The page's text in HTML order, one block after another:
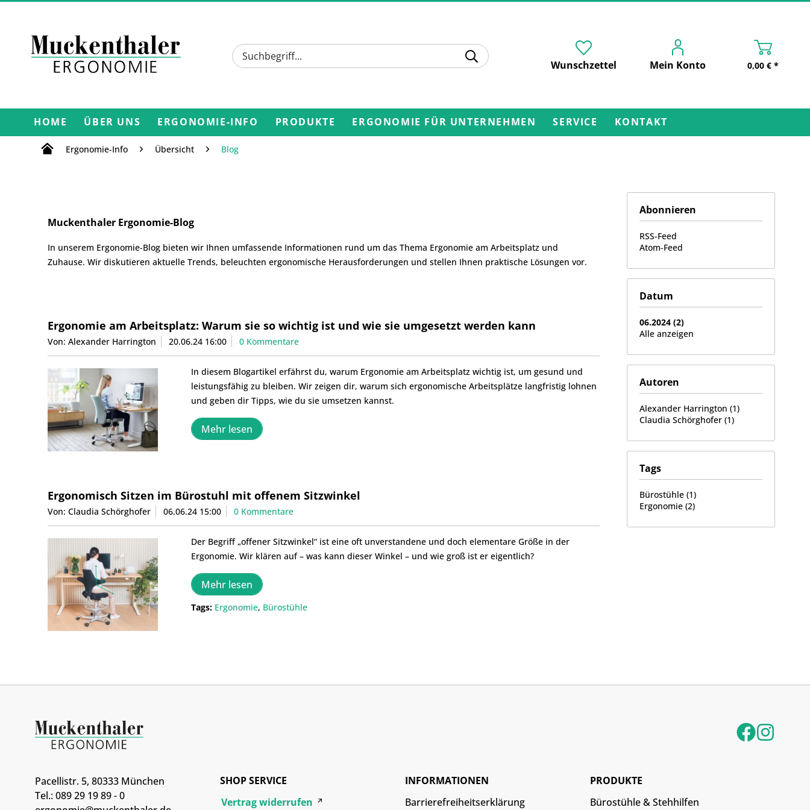
Wunschzettel Mein Konto 0,00 € *
HOME ÜBER UNS ERGONOMIE-INFO PRODUKTE ERGONOMIE FÜR UNTERNEHMEN SERVICE KONTAKT
Ergonomie-Info Übersicht Blog
Abonnieren
RSS-Feed
Atom-Feed
Datum
06.2024 (2)
Alle anzeigen
Autoren
Alexander Harrington (1)
Claudia Schörghofer (1)
Tags
Bürostühle (1)
Ergonomie (2)
Muckenthaler Ergonomie-Blog
In unserem Ergonomie-Blog bieten wir Ihnen umfassende Informationen rund um das Thema Ergonomie am Arbeitsplatz und
Zuhause. Wir diskutieren aktuelle Trends, beleuchten ergonomische Herausforderungen und stellen Ihnen praktische Lösungen vor.
Ergonomie am Arbeitsplatz: Warum sie so wichtig ist und wie sie umgesetzt werden kann
Von: Alexander Harrington 20.06.24 16:00 0 Kommentare
In diesem Blogartikel erfährst du, warum Ergonomie am Arbeitsplatz wichtig ist, um gesund und
leistungsfähig zu bleiben. Wir zeigen dir, warum sich ergonomische Arbeitsplätze langfristig lohnen
und geben dir Tipps, wie du sie umsetzen kannst.
Mehr lesen
Ergonomisch Sitzen im Bürostuhl mit offenem Sitzwinkel
Von: Claudia Schörghofer 06.06.24 15:00 0 Kommentare
Der Begriff „offener Sitzwinkel“ ist eine oft unverstandene und doch elementare Größe in der
Ergonomie. Wir klären auf – was kann dieser Winkel – und wie groß ist er eigentlich?
Mehr lesen
Tags: Ergonomie, Bürostühle
Pacellistr. 5, 80333 München
Tel.: 089 29 19 89 - 0
SHOP SERVICE
Vertrag widerrufen
INFORMATIONEN
Barrierefreiheitserklärung
PRODUKTE
Bürostühle & Stehhilfen